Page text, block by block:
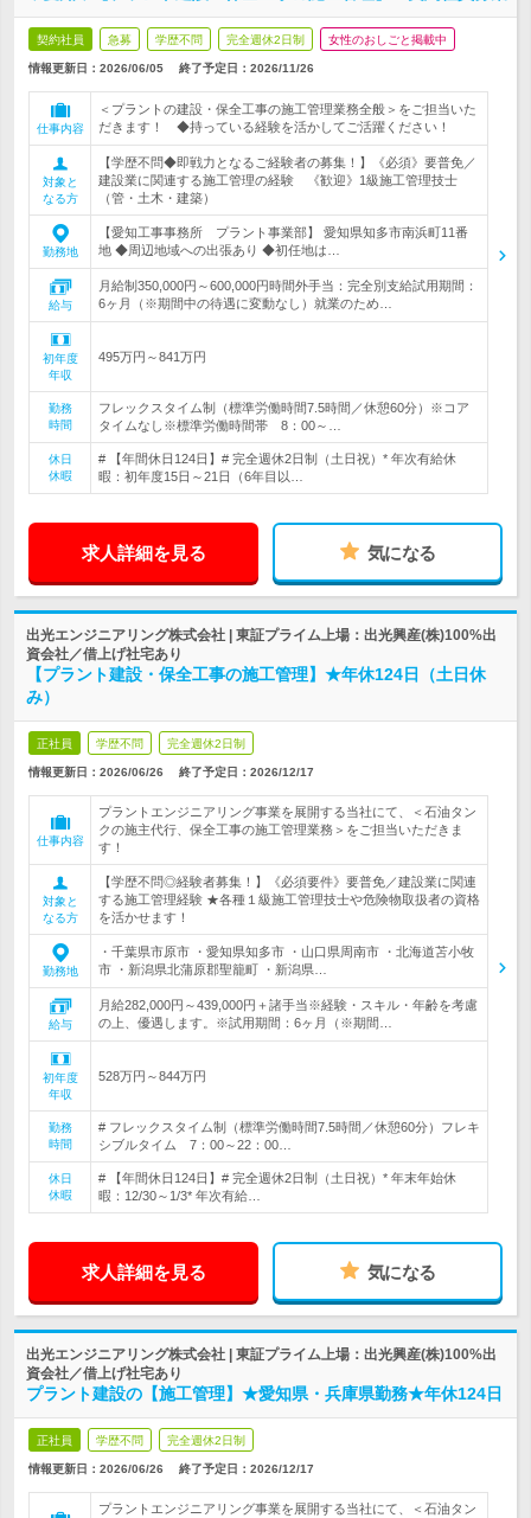
契約社員 急募 学歴不問 完全週休2日制 女性のおしごと掲載中
情報更新日：2026/06/05 終了予定日： 2026/11/26
仕事内容
＜プラントの建設・保全工事の施工管理業務全般＞をご担当いた
だきます！ ◆持っている経験を活かしてご活躍ください！
対象と
なる方
【学歴不問◆即戦力となるご経験者の募集！】《必須》要普免／
建設業に関連する施工管理の経験 《歓迎》1級施工管理技士
（管・土木・建築）
勤務地
【愛知工事事務所 プラント事業部】 愛知県知多市南浜町11番
地 ◆周辺地域への出張あり ◆初任地は…
給与
月給制350,000円～600,000円時間外手当：完全別支給試用期間：
6ヶ月（※期間中の待遇に変動なし）就業のため…
初年度
年収
495万円～841万円
勤務
時間
フレックスタイム制（標準労働時間7.5時間／休憩60分）※コア
タイムなし※標準労働時間帯 8：00～…
休日
休暇
# 【年間休日124日】# 完全週休2日制（土日祝）* 年次有給休
暇：初年度15日～21日（6年目以…
求人詳細を見る 気になる
出光エンジニアリング株式会社 | 東証プライム上場：出光興産(株)100%出
資会社／借上げ社宅あり
【プラント建設・保全工事の施工管理】★年休124日（土日休
み）
正社員 学歴不問 完全週休2日制
情報更新日：2026/06/26 終了予定日： 2026/12/17
仕事内容
プラントエンジニアリング事業を展開する当社にて、＜石油タン
クの施主代行、保全工事の施工管理業務＞をご担当いただきま
す！
対象と
なる方
【学歴不問◎経験者募集！】《必須要件》要普免／建設業に関連
する施工管理経験 ★各種１級施工管理技士や危険物取扱者の資格
を活かせます！
勤務地
・千葉県市原市 ・愛知県知多市 ・山口県周南市 ・北海道苫小牧
市 ・新潟県北蒲原郡聖籠町 ・新潟県…
給与
月給282,000円～439,000円＋諸手当※経験・スキル・年齢を考慮
の上、優遇します。※試用期間：6ヶ月（※期間…
初年度
年収
528万円～844万円
勤務
時間
# フレックスタイム制（標準労働時間7.5時間／休憩60分）フレキ
シブルタイム 7：00～22：00…
休日
休暇
# 【年間休日124日】# 完全週休2日制（土日祝）* 年末年始休
暇：12/30～1/3* 年次有給…
求人詳細を見る 気になる
出光エンジニアリング株式会社 | 東証プライム上場：出光興産(株)100%出
資会社／借上げ社宅あり
プラント建設の【施工管理】★愛知県・兵庫県勤務★年休124日
正社員 学歴不問 完全週休2日制
情報更新日：2026/06/26 終了予定日： 2026/12/17
プラントエンジニアリング事業を展開する当社にて、＜石油タン